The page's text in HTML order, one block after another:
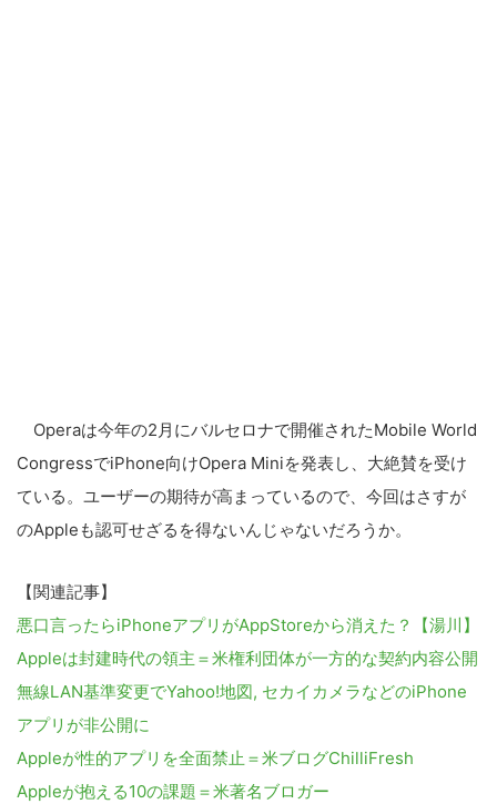
Operaは今年の2月にバルセロナで開催されたMobile World
CongressでiPhone向けOpera Miniを発表し、大絶賛を受け
ている。ユーザーの期待が高まっているので、今回はさすが
のAppleも認可せざるを得ないんじゃないだろうか。
【関連記事】
悪口言ったらiPhoneアプリがAppStoreから消えた？【湯川】
Appleは封建時代の領主＝米権利団体が一方的な契約内容公開
無線LAN基準変更でYahoo!地図, セカイカメラなどのiPhone
アプリが非公開に
Appleが性的アプリを全面禁止＝米ブログChilliFresh
Appleが抱える10の課題＝米著名ブロガー